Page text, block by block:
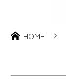
HOME